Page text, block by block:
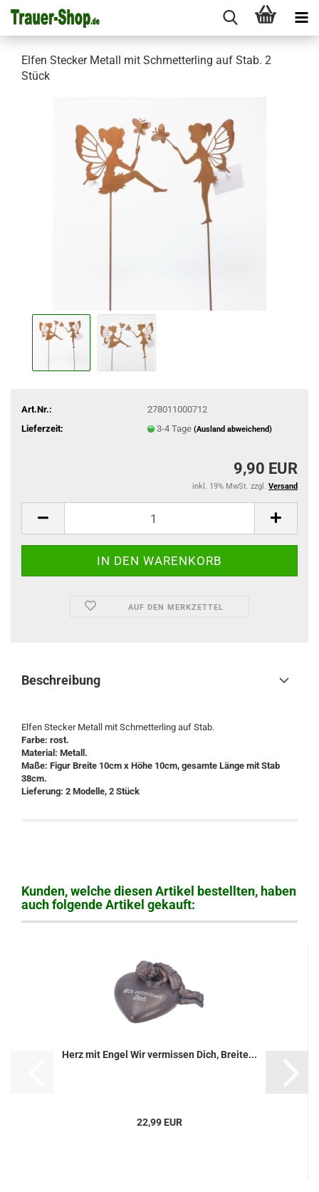
Elfen Stecker Metall mit Schmetterling auf Stab. 2
Stück
Art.Nr.:
278011000712
Lieferzeit:
3-4 Tage (Ausland abweichend)
9,90 EUR
inkl. 19% MwSt. zzgl. Versand
AUF DEN MERKZETTEL
Beschreibung
Elfen Stecker Metall mit Schmetterling auf Stab.
Farbe: rost.
Material: Metall.
Maße: Figur Breite 10cm x Höhe 10cm, gesamte Länge mit Stab
38cm.
Lieferung: 2 Modelle, 2 Stück
Kunden, welche diesen Artikel bestellten, haben
auch folgende Artikel gekauft:
Herz mit Engel Wir vermissen Dich, Breite...
22,99 EUR